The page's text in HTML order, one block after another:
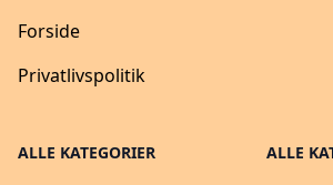
Forside
Privatlivspolitik
ALLE KATEGORIER ALLE